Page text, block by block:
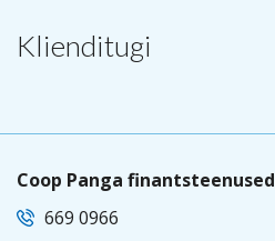
Klienditugi
Coop Panga finantsteenused
669 0966